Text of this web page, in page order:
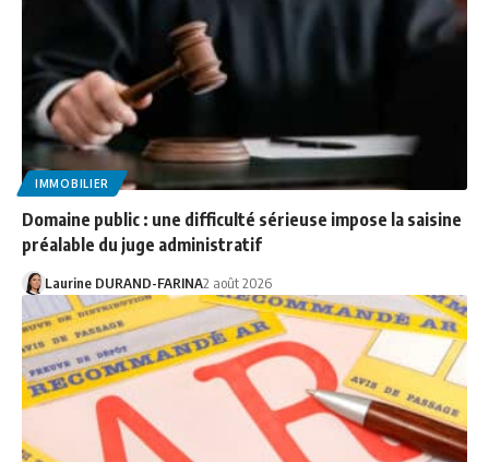
IMMOBILIER
Domaine public : une difficulté sérieuse impose la saisine
préalable du juge administratif
Laurine DURAND-FARINA2 août 2026